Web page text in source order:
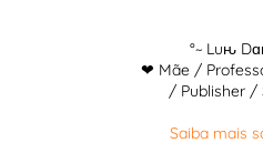
°~ Luԋ
❤ Mãe /
/ Publisher /
Saiba mais